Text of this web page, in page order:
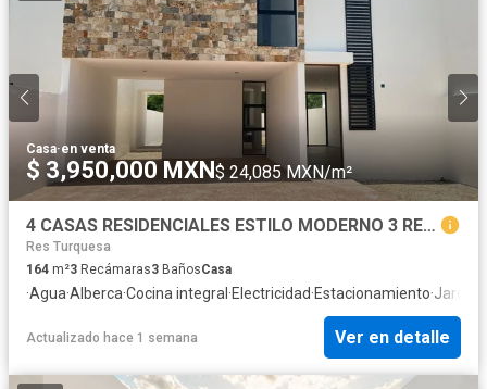
Casa·en venta
$ 3,950,000 MXN$ 24,085 MXN/m²
4 CASAS RESIDENCIALES ESTILO MODERNO 3 RECAMARAS Y PISCINA, DZITYA NORTE DE MERIDA, YUCATAN
Res Turquesa
164 m²3 Recámaras3 BañosCasa
·Agua·Alberca·Cocina integral ·Electricidad·Estacionamiento·Jardín
Actualizado hace 1 semana Ver en detalle